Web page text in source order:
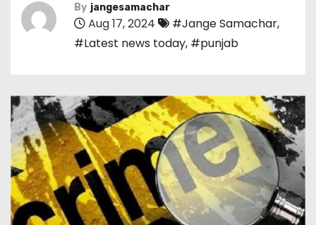
By jangesamachar
Aug 17, 2024 #Jange Samachar,
#Latest news today, #punjab